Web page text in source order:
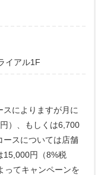
イアル1F
によりますが月に
）、もしくは6,700
ースについては店舗
15,000円（8%税
ってキャンペーンを